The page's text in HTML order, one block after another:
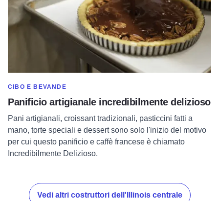
MOSTRA DI PIÙ NELLA CATEGORIA DI
CIBO E BEVANDE
Panificio artigianale incredibilmente delizioso
Pani artigianali, croissant tradizionali, pasticcini fatti a
mano, torte speciali e dessert sono solo l'inizio del motivo
per cui questo panificio e caffè francese è chiamato
Incredibilmente Delizioso.
Vedi altri costruttori dell'Illinois centrale